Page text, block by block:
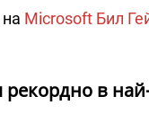
Microsoft Бил
рекордно в